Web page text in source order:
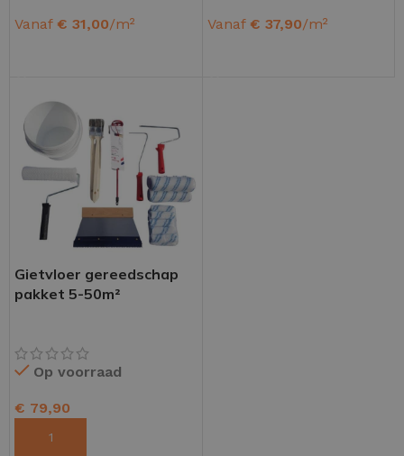
Vanaf € 31,00/m² Vanaf € 37,90/m²
Gietvloer gereedschap
pakket 5-50m²
Op voorraad
€ 79,90